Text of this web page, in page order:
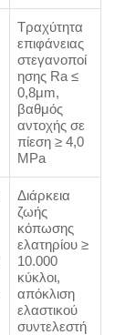
Τραχύτητα
επιφάνειας
στεγανοποί
ησης Ra ≤
0,8μm,
βαθμός
αντοχής σε
πίεση ≥ 4,0
MPa
Διάρκεια
ζωής
κόπωσης
ελατηρίου ≥
10.000
κύκλοι,
απόκλιση
ελαστικού
συντελεστή